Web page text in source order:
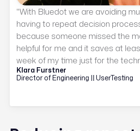
"With Bluedot we are avoiding
having to repeat decision
because someone missed the
helpful for me and it saves at
week of my time just for the
Klara Furstner
Director of Engineering || UserTesting